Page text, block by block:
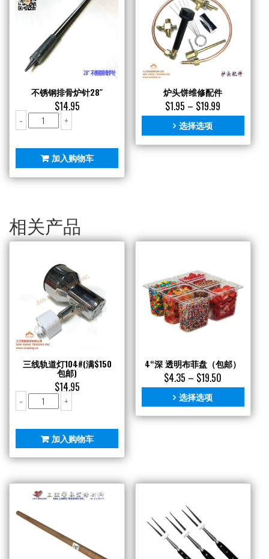
不锈钢排骨炉针28″
$14.95
-
锈
骨
炉
量
+
加入购物车
炉头饼维修配件
$1.95 – $19.99
选择选项
相关产品
三线轨道灯104#(满$150
包邮)
$14.95
-
线
灯
104#
$150
包
数
+
加入购物车
4“深 透明布菲盘（包邮）
$4.35 – $19.50
选择选项